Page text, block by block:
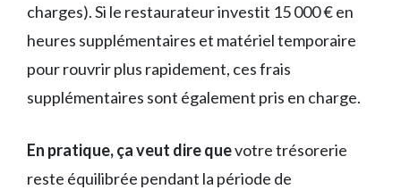
charges). Si le restaurateur investit 15 000 € en
heures supplémentaires et matériel temporaire
pour rouvrir plus rapidement, ces frais
supplémentaires sont également pris en charge.
En pratique, ça veut dire quevotre trésorerie
reste équilibrée pendant la période de